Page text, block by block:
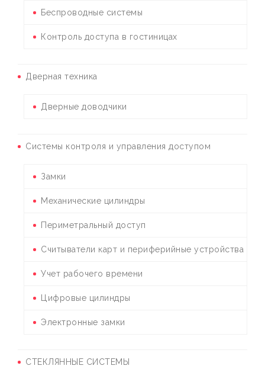
Беспроводные системы
Контроль доступа в гостиницах
Дверная техника
Дверные доводчики
Системы контроля и управления доступом
Замки
Механические цилиндры
Периметральный доступ
Считыватели карт и периферийные устройства
Учет рабочего времени
Цифровые цилиндры
Электронные замки
СТЕКЛЯННЫЕ СИСТЕМЫ